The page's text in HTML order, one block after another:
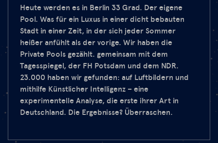
Heute werden es in Berlin 33 Grad. Der eigene
Pool. Was für ein Luxus in einer dicht bebauten
Stadt in einer Zeit, in der sich jeder Sommer
heißer anfühlt als der vorige. Wir haben die
Private Pools gezählt. gemeinsam mit dem
Tagesspiegel, der FH Potsdam und dem NDR.
23.000 haben wir gefunden: auf Luftbildern und
mithilfe Künstlicher Intelligenz – eine
experimentelle Analyse, die erste ihrer Art in
Deutschland. Die Ergebnisse? Überraschen.